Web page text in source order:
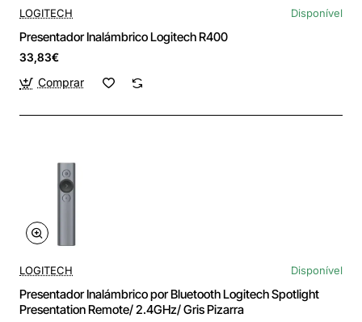
LOGITECH Disponível
Presentador Inalámbrico Logitech R400
33,83€
Comprar
LOGITECH Disponível
Presentador Inalámbrico por Bluetooth Logitech Spotlight
Presentation Remote/ 2.4GHz/ Gris Pizarra